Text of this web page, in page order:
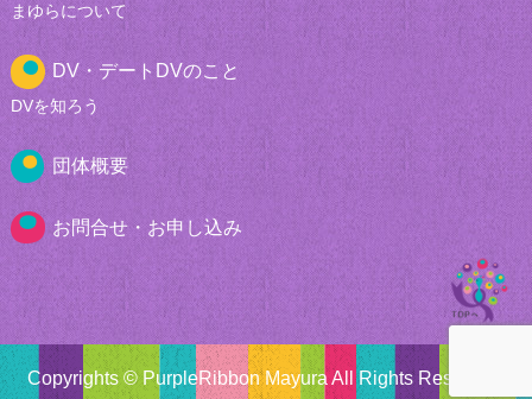
まゆらについて
DV・デートDVのこと
DVを知ろう
団体概要
お問合せ・お申し込み
Copyrights © PurpleRibbon Mayura All Rights Reserved.